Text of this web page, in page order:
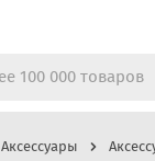
Аксессуары